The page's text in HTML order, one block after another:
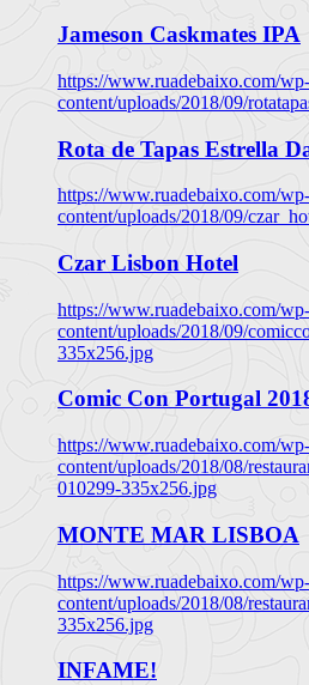
Jameson Caskmates IPA
https://www.ruadebaixo.com/wp-
content/uploads/2018/09/
Rota de Tapas Estrella
https://www.ruadebaixo.com/wp-
content/uploads/2018/09/
Czar Lisbon Hotel
https://www.ruadebaixo.com/wp-
content/uploads/2018/09/
335x256.jpg
Comic Con Portugal
https://www.ruadebaixo.com/wp-
content/uploads/2018/08/
010299-335x256.jpg
MONTE MAR LISBOA
https://www.ruadebaixo.com/wp-
content/uploads/2018/08/
335x256.jpg
INFAME!